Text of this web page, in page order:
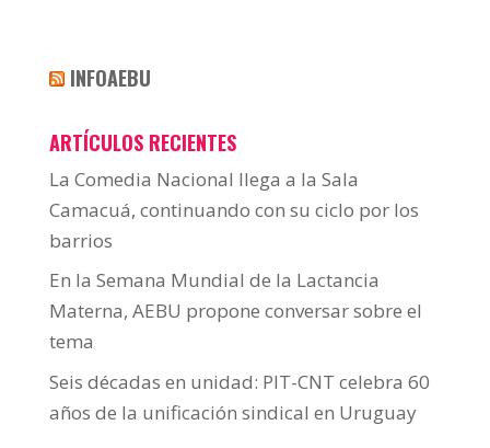
INFOAEBU
ARTÍCULOS RECIENTES
La Comedia Nacional llega a la Sala
Camacuá, continuando con su ciclo por los
barrios
En la Semana Mundial de la Lactancia
Materna, AEBU propone conversar sobre el
tema
Seis décadas en unidad: PIT-CNT celebra 60
años de la unificación sindical en Uruguay